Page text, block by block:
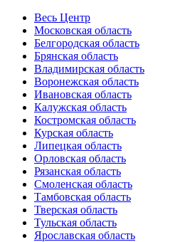
Весь Центр
Московская область
Белгородская область
Брянская область
Владимирская область
Воронежская область
Ивановская область
Калужская область
Костромская область
Курская область
Липецкая область
Орловская область
Рязанская область
Смоленская область
Тамбовская область
Тверская область
Тульская область
Ярославская область